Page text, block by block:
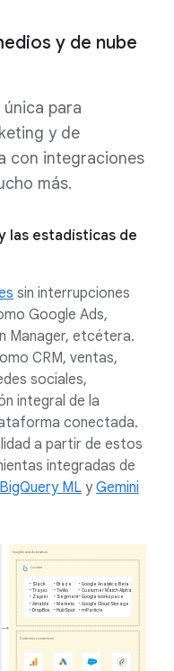
y de nube
para
y de
con integraciones
más.
las estadísticas de
sin interrupciones
Google Ads,
Manager, etcétera.
CRM, ventas,
sociales,
integral de la
conectada.
a partir de estos
integradas de
BigQuery ML yGemini